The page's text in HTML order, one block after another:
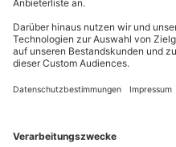
Du möchtest als Firma
Sichere Dir attraktive
089 / 21 12 90 20
Mo-Fr: 9-17 Uhr